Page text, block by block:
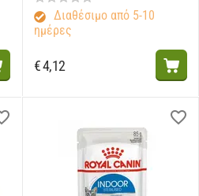
Διαθέσιμο από 5-10
ημέρες
€4,12